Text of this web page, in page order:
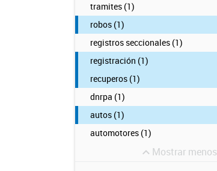
tramites (1)
robos (1)
registros seccionales (1)
registración (1)
recuperos (1)
dnrpa (1)
autos (1)
automotores (1)
Mostrar menos